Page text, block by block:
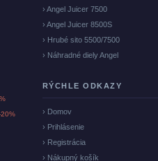
20%
› Angel Juicer 7500
› Angel Juicer 8500S
› Hrubé sito 5500/7500
› Náhradné diely Angel
RÝCHLE ODKAZY
› Domov
› Prihlásenie
› Registrácia
› Nákupný košík